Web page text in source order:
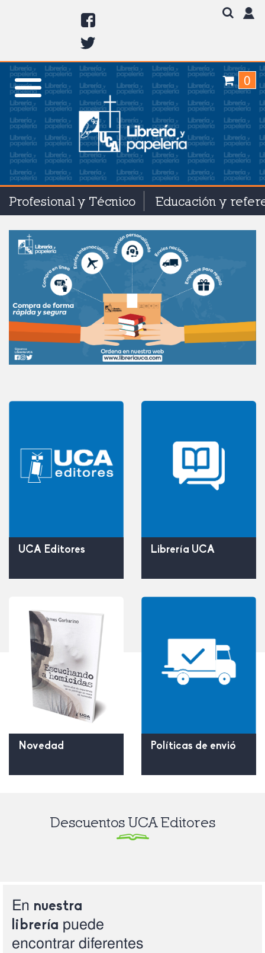
0
Profesional y Técnico Educación y
UCA Editores Librería UCA
Novedad Políticas de envió
Descuentos UCA Editores
En nuestra
librería puede
encontrar diferentes